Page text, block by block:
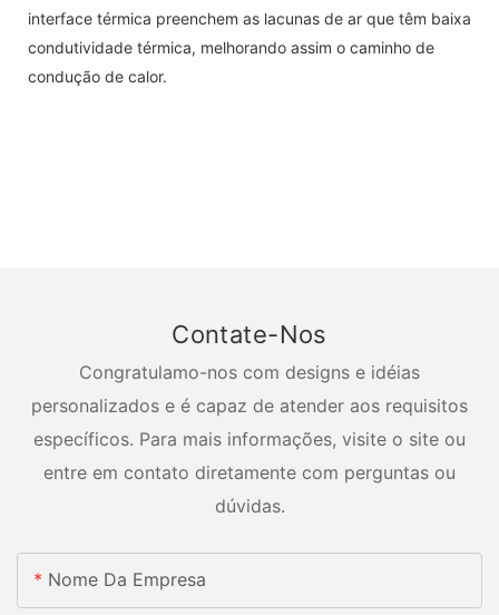
interface térmica preenchem as lacunas de ar que têm baixa
condutividade térmica, melhorando assim o caminho de
condução de calor.
Contate-Nos
Congratulamo-nos com designs e idéias
personalizados e é capaz de atender aos requisitos
específicos. Para mais informações, visite o site ou
entre em contato diretamente com perguntas ou
dúvidas.
Nome Da Empresa